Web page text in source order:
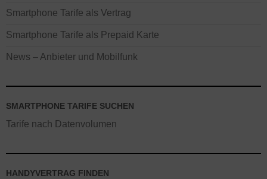
Smartphone Tarife als Vertrag
Smartphone Tarife als Prepaid Karte
News – Anbieter und Mobilfunk
SMARTPHONE TARIFE SUCHEN
Tarife nach Datenvolumen
HANDYVERTRAG FINDEN